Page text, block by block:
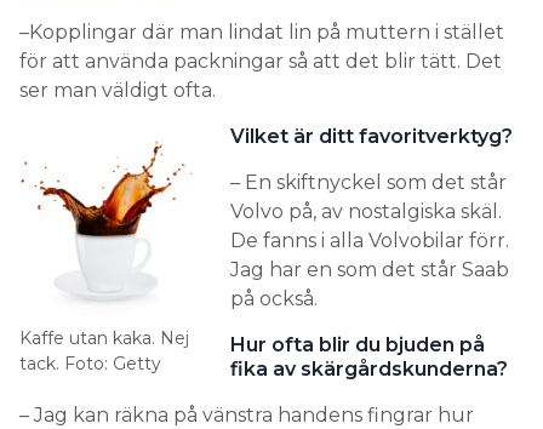
–Kopplingar där man lindat lin på muttern i stället
för att använda packningar så att det blir tätt. Det
ser man väldigt ofta.
Kaffe utan kaka. Nej
tack. Foto: Getty
Vilket är ditt favoritverktyg?
– En skiftnyckel som det står
Volvo på, av nostalgiska skäl.
De fanns i alla Volvobilar förr.
Jag har en som det står Saab
på också.
Hur ofta blir du bjuden på
fika av skärgårdskunderna?
– Jag kan räkna på vänstra handens fingrar hur